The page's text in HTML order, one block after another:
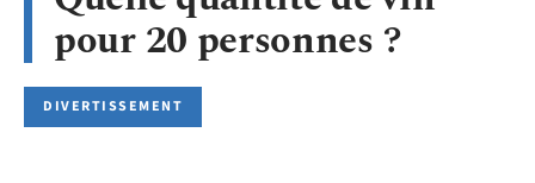
pour 20 personnes ?
DIVERTISSEMENT